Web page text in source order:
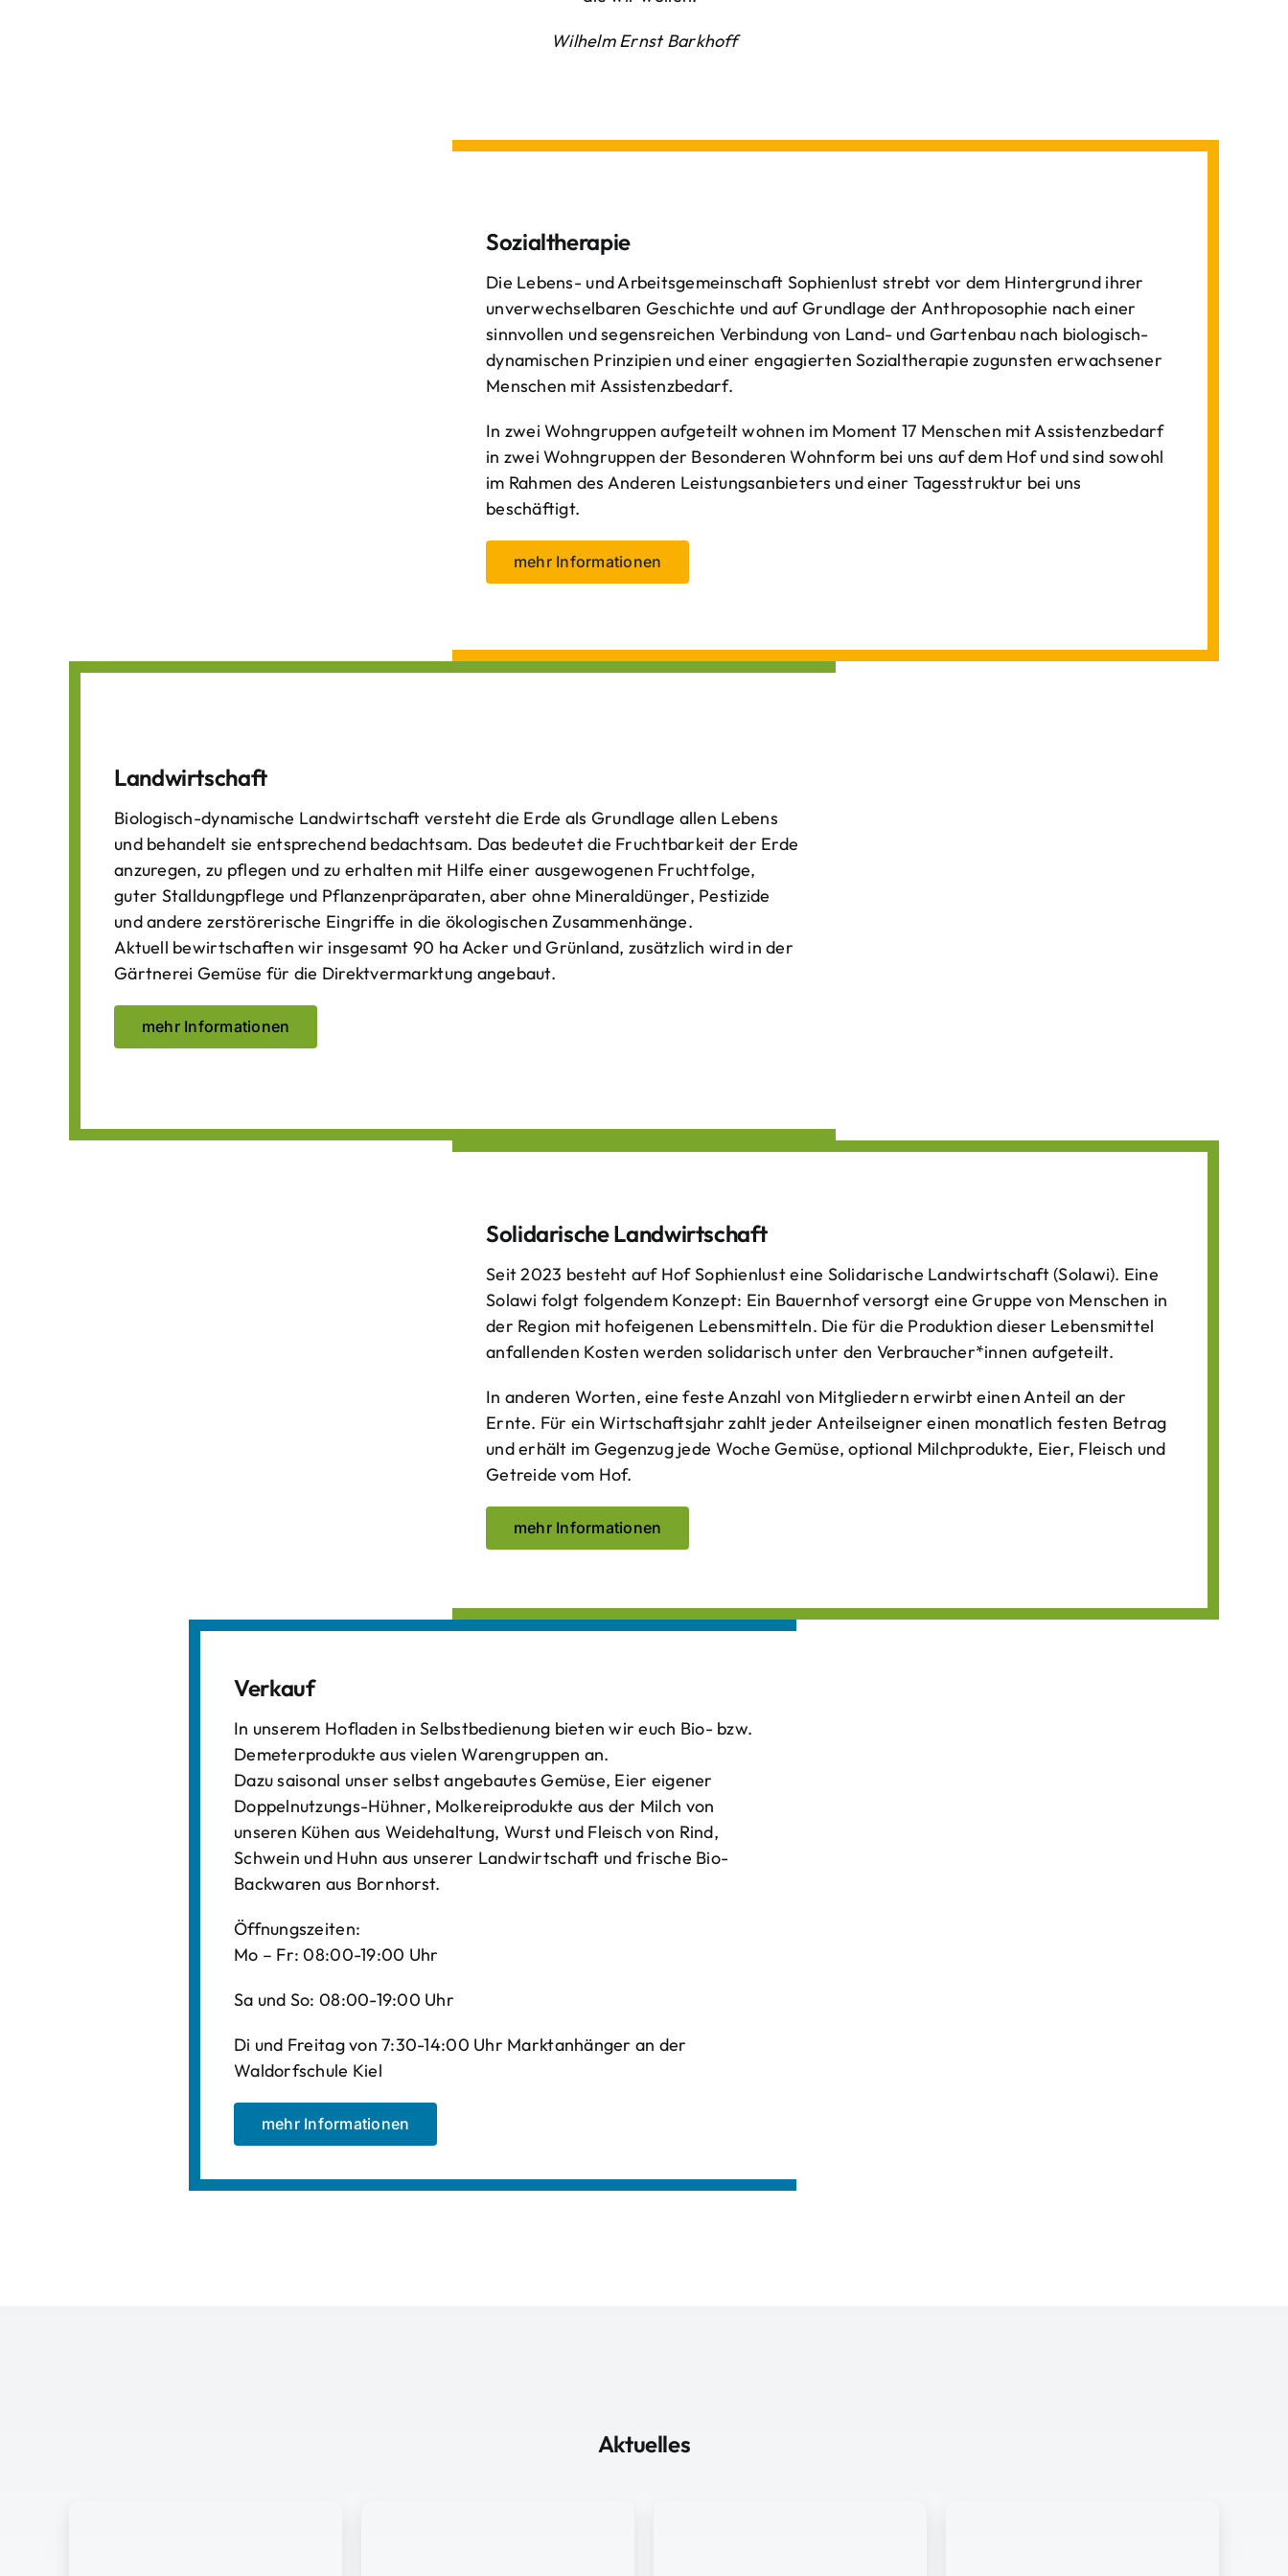
Wilhelm Ernst Barkhoff
Sozialtherapie
Die Lebens- und Arbeitsgemeinschaft Sophienlust strebt vor dem Hintergrund ihrer
unverwechselbaren Geschichte und auf Grundlage der Anthroposophie nach einer
sinnvollen und segensreichen Verbindung von Land- und Gartenbau nach biologisch-
dynamischen Prinzipien und einer engagierten Sozialtherapie zugunsten erwachsener
Menschen mit Assistenzbedarf.
In zwei Wohngruppen aufgeteilt wohnen im Moment 17 Menschen mit Assistenzbedarf
in zwei Wohngruppen der Besonderen Wohnform bei uns auf dem Hof und sind sowohl
im Rahmen des Anderen Leistungsanbieters und einer Tagesstruktur bei uns
beschäftigt.
mehr Informationen
Landwirtschaft
Biologisch-dynamische Landwirtschaft versteht die Erde als Grundlage allen Lebens
und behandelt sie entsprechend bedachtsam. Das bedeutet die Fruchtbarkeit der Erde
anzuregen, zu pflegen und zu erhalten mit Hilfe einer ausgewogenen Fruchtfolge,
guter Stalldungpflege und Pflanzenpräparaten, aber ohne Mineraldünger, Pestizide
und andere zerstörerische Eingriffe in die ökologischen Zusammenhänge.
Aktuell bewirtschaften wir insgesamt 90 ha Acker und Grünland, zusätzlich wird in der
Gärtnerei Gemüse für die Direktvermarktung angebaut.
mehr Informationen
Solidarische Landwirtschaft
Seit 2023 besteht auf Hof Sophienlust eine Solidarische Landwirtschaft (Solawi). Eine
Solawi folgt folgendem Konzept: Ein Bauern­hof versorgt eine Gruppe von Menschen in
der Region mit hof­eigenen Lebens­mitteln. Die für die Produktion dieser Lebens­mittel
anfallenden Kosten werden solidarisch unter den Verbraucher*­innen aufgeteilt.
In anderen Worten, eine feste Anzahl von Mitgliedern erwirbt einen Anteil an der
Ernte. Für ein Wirtschaftsjahr zahlt jeder Anteilseigner einen monatlich festen Betrag
und erhält im Gegenzug jede Woche Gemüse, optional Milchprodukte, Eier, Fleisch und
Getreide vom Hof.
mehr Informationen
Verkauf
In unserem Hofladen in Selbstbedienung bieten wir euch Bio- bzw.
Demeterprodukte aus vielen Warengruppen an.
Dazu saisonal unser selbst angebautes Gemüse, Eier eigener
Doppelnutzungs-Hühner, Molkereiprodukte aus der Milch von
unseren Kühen aus Weidehaltung, Wurst und Fleisch von Rind,
Schwein und Huhn aus unserer Landwirtschaft und frische Bio-
Backwaren aus Bornhorst.
Öffnungszeiten:
Mo – Fr: 08:00-19:00 Uhr
Sa und So: 08:00-19:00 Uhr
Di und Freitag von 7:30-14:00 Uhr Marktanhänger an der
Waldorfschule Kiel
mehr Informationen
Aktuelles